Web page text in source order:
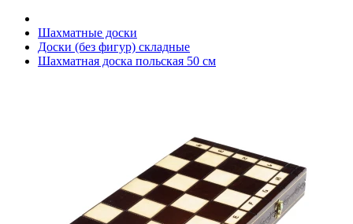
Шахматные доски
Доски (без фигур) складные
Шахматная доска польская 50 см